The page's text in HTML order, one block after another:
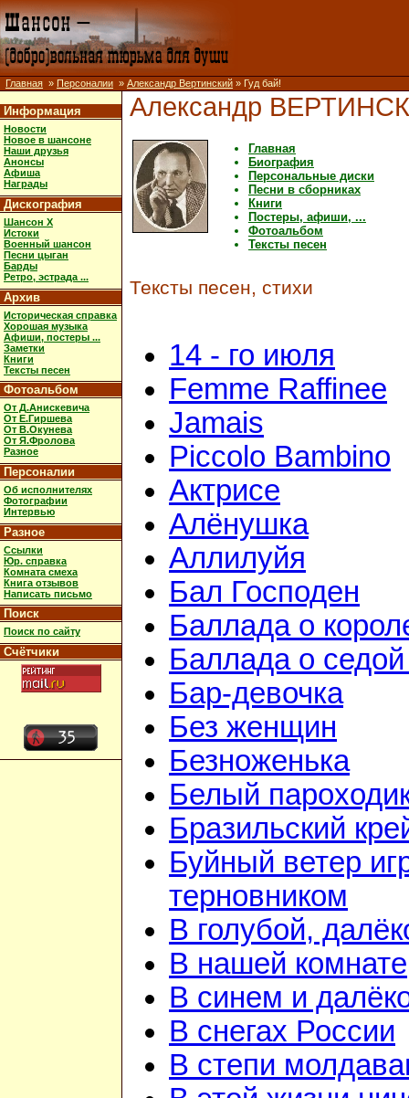
Главная » Персоналии » Александр Вертинский » Гуд бай!
Информация
Новости
Новое в шансоне
Наши друзья
Анонсы
Афиша
Награды
Дискография
Шансон X
Истоки
Военный шансон
Песни цыган
Барды
Ретро, эстрада ...
Архив
Историческая справка
Хорошая музыка
Афиши, постеры ...
Заметки
Книги
Тексты песен
Фотоальбом
От Д.Анискевича
От Е.Гиршева
От В.Окунева
От Я.Фролова
Разное
Персоналии
Об исполнителях
Фотографии
Интервью
Разное
Ссылки
Юр. справка
Комната смеха
Книга отзывов
Написать письмо
Поиск
Поиск по сайту
Счётчики
Александр
Главная
Биография
Персональные диски
Песни в сборниках
Книги
Постеры, афиши, ...
Фотоальбом
Тексты песен
Тексты песен, стихи
14 - го июля
Femme Raffinee
Jamais
Piccolo Bambino
Актрисе
Алёнушка
Аллилуйя
Бал Господен
Баллада о
Баллада о
Бар-девочка
Без женщин
Безноженька
Белый
Бразильский
Буйный ветер
терновником
В голубой,
В нашей комнате
В синем и
В снегах России
В степи